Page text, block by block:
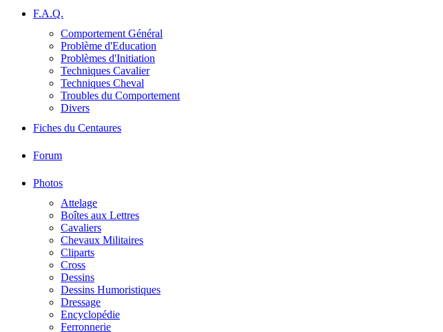
F.A.Q.
Comportement Général
Problème d'Education
Problèmes d'Initiation
Techniques Cavalier
Techniques Cheval
Troubles du Comportement
Divers
Fiches du Centaures
Forum
Photos
Attelage
Boîtes aux Lettres
Cavaliers
Chevaux Militaires
Cliparts
Cross
Dessins
Dessins Humoristiques
Dressage
Encyclopédie
Ferronnerie